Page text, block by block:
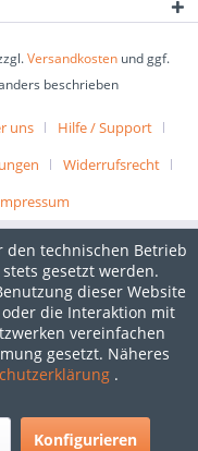
Versandkosten und ggf.
beschrieben
uns
Hilfe / Support
Widerrufsrecht
den technischen Betrieb
gesetzt werden.
dieser Website
die Interaktion mit
vereinfachen
gesetzt. Näheres
.
Konfigurieren